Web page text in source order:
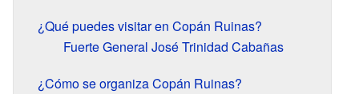
¿Qué puedes visitar en Copán Ruinas?
Fuerte General José Trinidad Cabañas
¿Cómo se organiza Copán Ruinas?